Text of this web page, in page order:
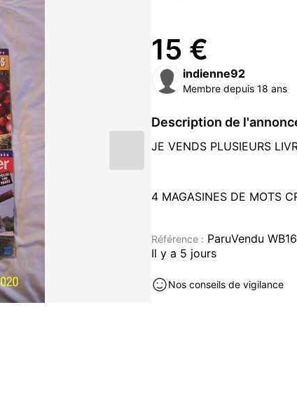
15 €
indienne92
Membre depuis 18 ans
Description de
JE VENDS PLUSIEURS
4 MAGASINES DE MOTS
JE PREFERE VENDRE LE
DETAILLER A L'ANNONCE
PLUSIEURS HEURES
SE DISTRAIRE.
Référence : ParuVendu
Il y a 5 jours
Nos conseils de vigilance